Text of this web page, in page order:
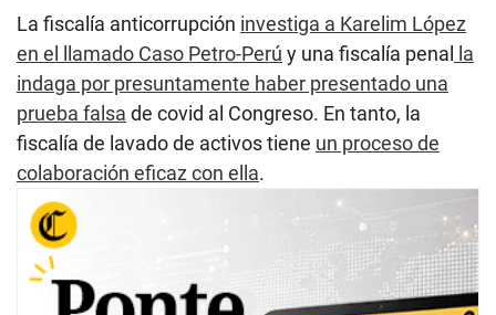
La fiscalía anticorrupción investiga a Karelim López
en el llamado Caso Petro-Perú y una fiscalía penal la
indaga por presuntamente haber presentado una
prueba falsa de covid al Congreso. En tanto, la
fiscalía de lavado de activos tiene un proceso de
colaboración eficaz con ella.